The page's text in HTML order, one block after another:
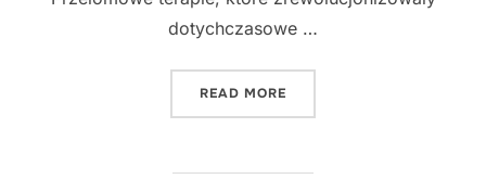
dotychczasowe …
READ MORE